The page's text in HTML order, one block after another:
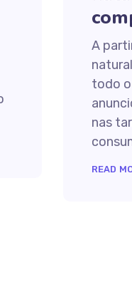
A
todo o
nas
READ